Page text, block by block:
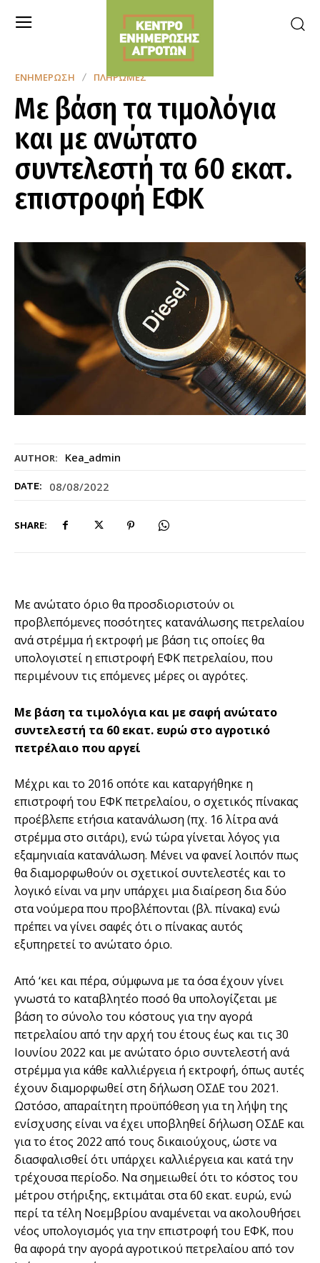
AUTHOR: Kea_admin
DATE: 08/08/2022
SHARE:
ΕΝΗΜΈΡΩΣΗ ΠΛΗΡΩΜΈΣ
Με βάση τα τιμολόγια
και με ανώτατο
συντελεστή τα 60 εκατ.
επιστροφή ΕΦΚ
Με ανώτατο όριο θα προσδιοριστούν οι
προβλεπόµενες ποσότητες κατανάλωσης πετρελαίου
ανά στρέµµα ή εκτροφή µε βάση τις οποίες θα
υπολογιστεί η επιστροφή ΕΦΚ πετρελαίου, που
περιµένουν τις επόµενες µέρες οι αγρότες.
Με βάση τα τιμολόγια και με σαφή ανώτατο
συντελεστή τα 60 εκατ. ευρώ στο αγροτικό
πετρέλαιο που αργεί
Μέχρι και το 2016 οπότε και καταργήθηκε η
επιστροφή του ΕΦΚ πετρελαίου, ο σχετικός πίνακας
προέβλεπε ετήσια κατανάλωση (πχ. 16 λίτρα ανά
στρέµµα στο σιτάρι), ενώ τώρα γίνεται λόγος για
εξαµηνιαία κατανάλωση. Μένει να φανεί λοιπόν πως
θα διαµορφωθούν οι σχετικοί συντελεστές και το
λογικό είναι να µην υπάρχει µια διαίρεση δια δύο
στα νούµερα που προβλέπονται (βλ. πίνακα) ενώ
πρέπει να γίνει σαφές ότι ο πίνακας αυτός
εξυπηρετεί το ανώτατο όριο.
Από ‘κει και πέρα, σύµφωνα µε τα όσα έχουν γίνει
γνωστά το καταβλητέο ποσό θα υπολογίζεται µε
βάση το σύνολο του κόστους για την αγορά
πετρελαίου από την αρχή του έτους έως και τις 30
Ιουνίου 2022 και µε ανώτατο όριο συντελεστή ανά
στρέµµα για κάθε καλλιέργεια ή εκτροφή, όπως αυτές
έχουν διαµορφωθεί στη δήλωση ΟΣ∆Ε του 2021.
Ωστόσο, απαραίτητη προϋπόθεση για τη λήψη της
ενίσχυσης είναι να έχει υποβληθεί δήλωση ΟΣ∆Ε και
για το έτος 2022 από τους δικαιούχους, ώστε να
διασφαλισθεί ότι υπάρχει καλλιέργεια και κατά την
τρέχουσα περίοδο. Να σηµειωθεί ότι το κόστος του
µέτρου στήριξης, εκτιµάται στα 60 εκατ. ευρώ, ενώ
περί τα τέλη Νοεµβρίου αναµένεται να ακολουθήσει
νέος υπολογισµός για την επιστροφή του ΕΦΚ, που
θα αφορά την αγορά αγροτικού πετρελαίου από τον